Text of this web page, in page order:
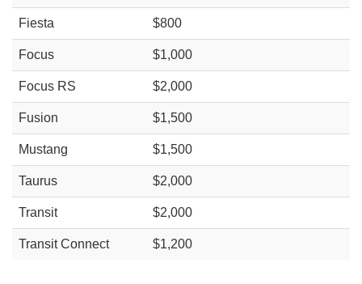
Fiesta $800
Focus $1,000
Focus RS $2,000
Fusion $1,500
Mustang $1,500
Taurus $2,000
Transit $2,000
Transit Connect $1,200